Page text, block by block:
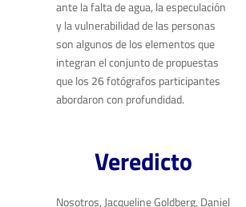
ante la falta de agua, la especulación
y la vulnerabilidad de las personas
son algunos de los elementos que
integran el conjunto de propuestas
que los 26 fotógrafos participantes
abordaron con profundidad.
Veredicto
Nosotros, Jacqueline Goldberg, Daniel